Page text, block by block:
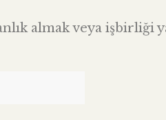
almak veya işbirliği